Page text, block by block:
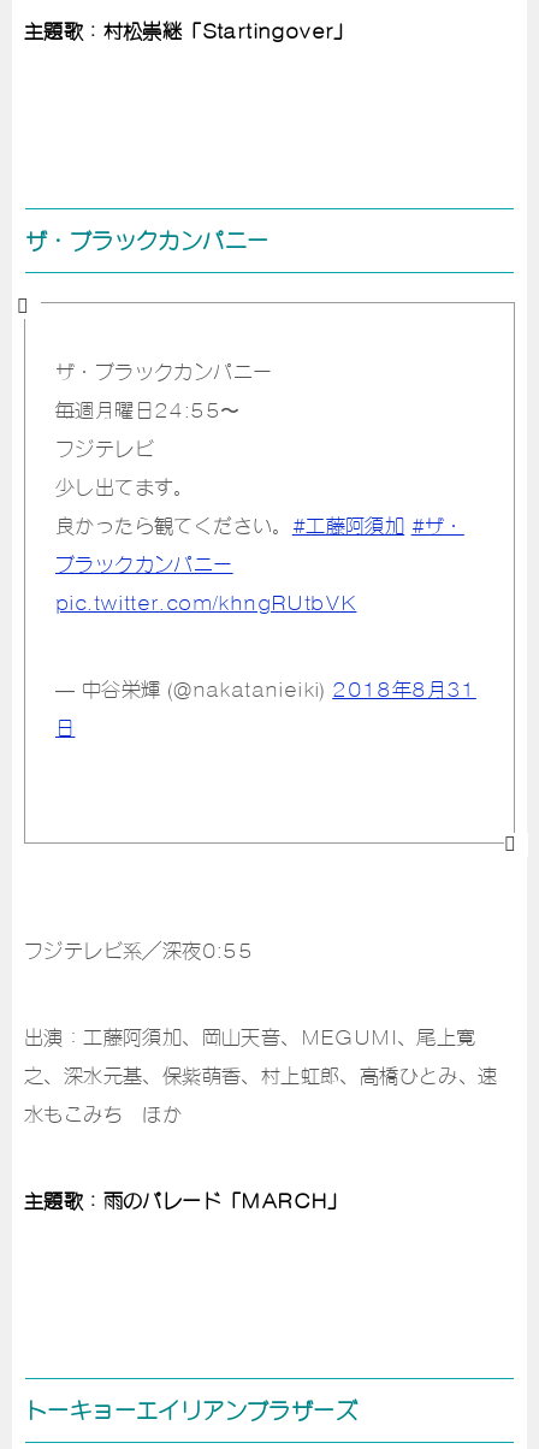
主題歌：村松崇継「Startingover」
ザ・ブラックカンパニー
ザ・ブラックカンパニー
毎週月曜日24:55〜
フジテレビ
少し出てます。
良かったら観てください。 #工藤阿須加 #ザ・
ブラックカンパニー
pic.twitter.com/khngRUtbVK
— 中谷栄輝 (@nakatanieiki) 2018年8月31
日
フジテレビ系／深夜0:55
出演：工藤阿須加、岡山天音、MEGUMI、尾上寛
之、深水元基、保紫萌香、村上虹郎、高橋ひとみ、速
水もこみち ほか
主題歌：雨のパレード「MARCH」
トーキョーエイリアンブラザーズ